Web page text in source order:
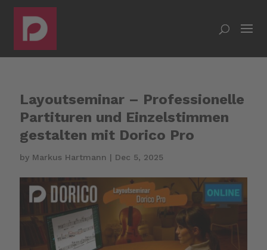
Layoutseminar – Professionelle
Partituren und Einzelstimmen
gestalten mit Dorico Pro
by Markus Hartmann | Dec 5, 2025